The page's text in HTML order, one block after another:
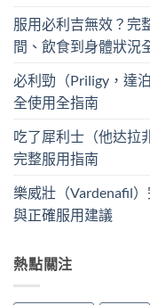
服用必利吉無效？完
間、飲食到身體狀況
必利勁（Priligy，達
全使用全指南
吃了犀利士（他达拉
完整服用指南
樂威壯（Vardenafil
與正確服用建議
熱點關注